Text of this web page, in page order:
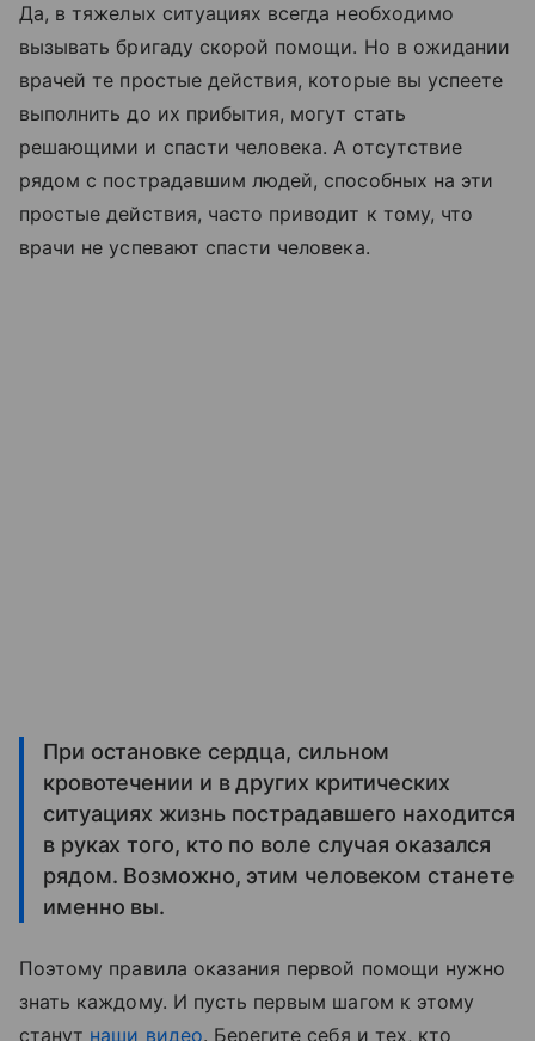
Да, в тяжелых ситуациях всегда необходимо
вызывать бригаду скорой помощи. Но в ожидании
врачей те простые действия, которые вы успеете
выполнить до их прибытия, могут стать
решающими и спасти человека. А отсутствие
рядом с пострадавшим людей, способных на эти
простые действия, часто приводит к тому, что
врачи не успевают спасти человека.
При остановке сердца, сильном
кровотечении и в других критических
ситуациях жизнь пострадавшего находится
в руках того, кто по воле случая оказался
рядом. Возможно, этим человеком станете
именно вы.
Поэтому правила оказания первой помощи нужно
знать каждому. И пусть первым шагом к этому
станут наши видео. Берегите себя и тех, кто